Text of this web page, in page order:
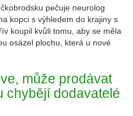
pečuje neurolog
kopci s výhledem do krajiny s
koupil kvůli tomu, aby se měla
osázel plochu, která u nové
může prodávat
chybějí dodavatelé